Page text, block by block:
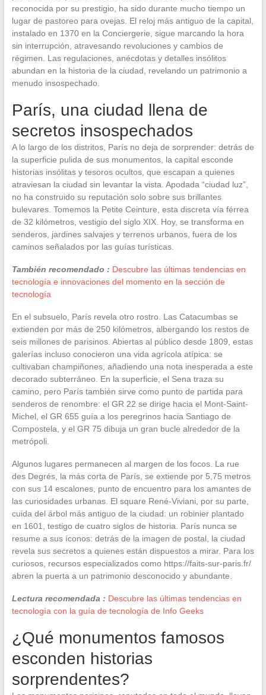
reconocida por su prestigio, ha sido durante mucho tiempo un
lugar de pastoreo para ovejas. El reloj más antiguo de la capital,
instalado en 1370 en la Conciergerie, sigue marcando la hora
sin interrupción, atravesando revoluciones y cambios de
régimen. Las regulaciones, anécdotas y detalles insólitos
abundan en la historia de la ciudad, revelando un patrimonio a
menudo insospechado.
París, una ciudad llena de
secretos insospechados
A lo largo de los distritos, París no deja de sorprender: detrás de
la superficie pulida de sus monumentos, la capital esconde
historias insólitas y tesoros ocultos, que escapan a quienes
atraviesan la ciudad sin levantar la vista. Apodada “ciudad luz”,
no ha construido su reputación solo sobre sus brillantes
bulevares. Tomemos la Petite Ceinture, esta discreta vía férrea
de 32 kilómetros, vestigio del siglo XIX. Hoy, se transforma en
senderos, jardines salvajes y terrenos urbanos, fuera de los
caminos señalados por las guías turísticas.
También recomendado : Descubre las últimas tendencias en
tecnología e innovaciones del momento en la sección de
tecnología
En el subsuelo, París revela otro rostro. Las Catacumbas se
extienden por más de 250 kilómetros, albergando los restos de
seis millones de parisinos. Abiertas al público desde 1809, estas
galerías incluso conocieron una vida agrícola atípica: se
cultivaban champiñones, añadiendo una nota inesperada a este
decorado subterráneo. En la superficie, el Sena traza su
camino, pero París también sirve como punto de partida para
senderos de renombre: el GR 22 se dirige hacia el Mont-Saint-
Michel, el GR 655 guía a los peregrinos hacia Santiago de
Compostela, y el GR 75 dibuja un gran bucle alrededor de la
metrópoli.
Algunos lugares permanecen al margen de los focos. La rue
des Degrés, la más corta de París, se extiende por 5,75 metros
con sus 14 escalones, punto de encuentro para los amantes de
las curiosidades urbanas. El square René-Viviani, por su parte,
cuida del árbol más antiguo de la ciudad: un robinier plantado
en 1601, testigo de cuatro siglos de historia. París nunca se
resume a sus íconos: detrás de la imagen de postal, la ciudad
revela sus secretos a quienes están dispuestos a mirar. Para los
curiosos, recursos especializados como https://faits-sur-paris.fr/
abren la puerta a un patrimonio desconocido y abundante.
Lectura recomendada : Descubre las últimas tendencias en
tecnología con la guía de tecnología de Info Geeks
¿Qué monumentos famosos
esconden historias
sorprendentes?